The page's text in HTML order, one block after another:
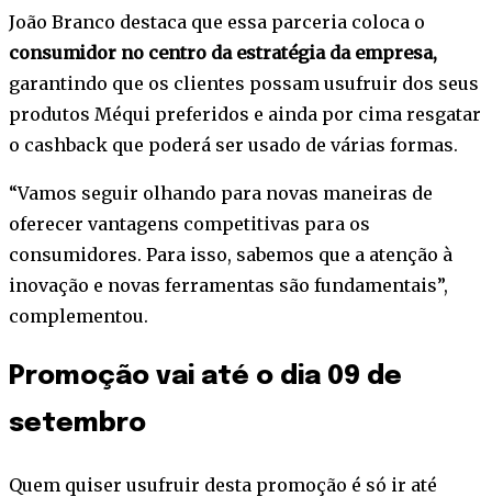
João Branco destaca que essa parceria coloca o
consumidor no centro da estratégia da empresa,
garantindo que os clientes possam usufruir dos seus
produtos Méqui preferidos e ainda por cima resgatar
o cashback que poderá ser usado de várias formas.
“Vamos seguir olhando para novas maneiras de
oferecer vantagens competitivas para os
consumidores. Para isso, sabemos que a atenção à
inovação e novas ferramentas são fundamentais”,
complementou.
Promoção vai até o dia 09 de
setembro
Quem quiser usufruir desta promoção é só ir até